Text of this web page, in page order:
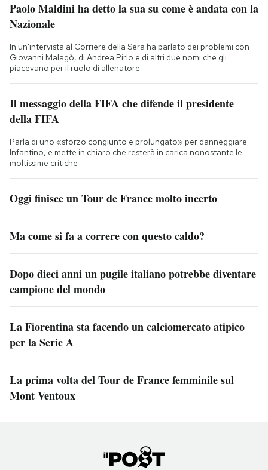
Paolo Maldini ha detto la sua su come è andata con la
Nazionale
In un'intervista al Corriere della Sera ha parlato dei problemi con
Giovanni Malagò, di Andrea Pirlo e di altri due nomi che gli
piacevano per il ruolo di allenatore
Il messaggio della FIFA che difende il presidente
della FIFA
Parla di uno «sforzo congiunto e prolungato» per danneggiare
Infantino, e mette in chiaro che resterà in carica nonostante le
moltissime critiche
Oggi finisce un Tour de France molto incerto
Ma come si fa a correre con questo caldo?
Dopo dieci anni un pugile italiano potrebbe diventare
campione del mondo
La Fiorentina sta facendo un calciomercato atipico
per la Serie A
La prima volta del Tour de France femminile sul
Mont Ventoux